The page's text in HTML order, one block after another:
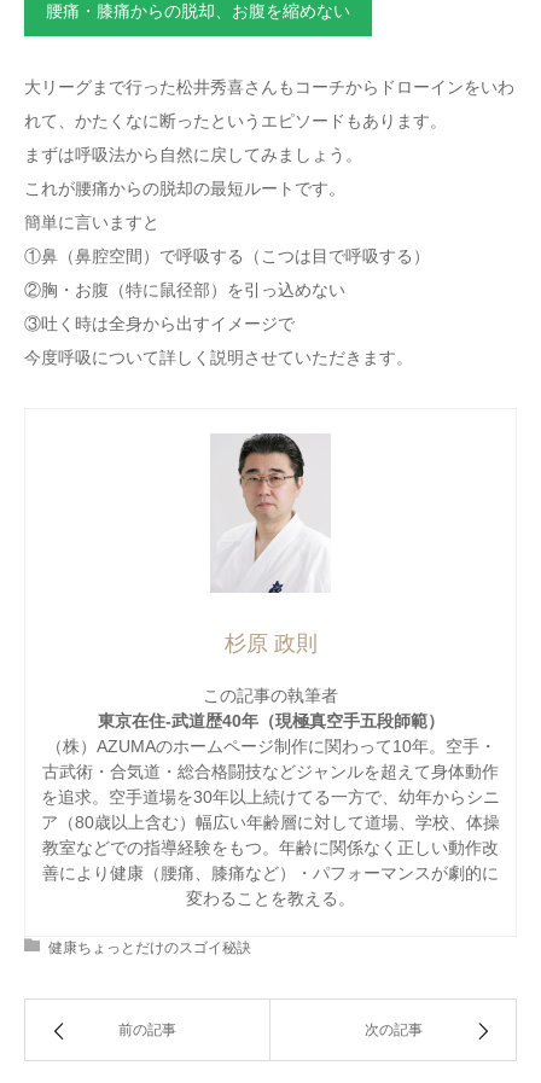
腰痛・膝痛からの脱却、お腹を縮めない
大リーグまで行った松井秀喜さんもコーチからドローインをいわ
れて、かたくなに断ったというエピソードもあります。
まずは呼吸法から自然に戻してみましょう。
これが腰痛からの脱却の最短ルートです。
簡単に言いますと
①鼻（鼻腔空間）で呼吸する（こつは目で呼吸する）
②胸・お腹（特に鼠径部）を引っ込めない
③吐く時は全身から出すイメージで
今度呼吸について詳しく説明させていただきます。
杉原 政則
この記事の執筆者
東京在住-武道歴40年（現極真空手五段師範）
（株）AZUMAのホームページ制作に関わって10年。空手・
古武術・合気道・総合格闘技などジャンルを超えて身体動作
を追求。空手道場を30年以上続けてる一方で、幼年からシニ
ア（80歳以上含む）幅広い年齢層に対して道場、学校、体操
教室などでの指導経験をもつ。年齢に関係なく正しい動作改
善により健康（腰痛、膝痛など）・パフォーマンスが劇的に
変わることを教える。
健康ちょっとだけのスゴイ秘訣
前の記事 次の記事